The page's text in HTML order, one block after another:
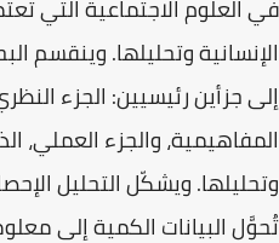
في العلوم الاجتماعية التي
الإنسانية وتحليلها. وينقسم
إلى جزأين رئيسيين: الجزء
المفاهيمية، والجزء العملي،
وتحليلها. ويشكّل التحليل
تُحوَّل البيانات الكمية إلى